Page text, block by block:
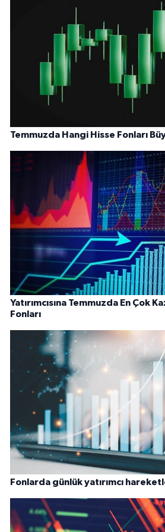
Temmuzda Hangi Hisse Fonları
Yatırımcısına Temmuzda En Çok
Fonları
Fonlarda günlük yatırımcı